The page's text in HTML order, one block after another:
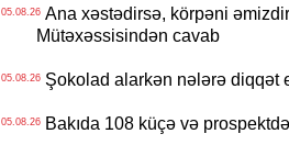
05.08.26Ana xəstədirsə, körpəni
Mütəxəssisindən cavab
05.08.26Şokolad alarkən nələrə diqqət
05.08.26Bakıda 108 küçə və